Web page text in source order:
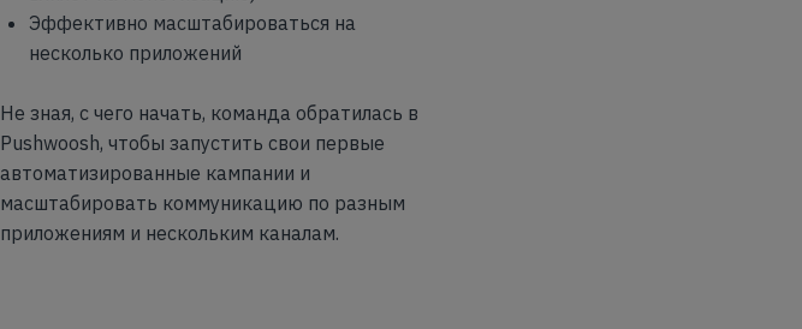
Эффективно масштабироваться на
несколько приложений
Не зная, с чего начать, команда обратилась в
Pushwoosh, чтобы запустить свои первые
автоматизированные кампании и
масштабировать коммуникацию по разным
приложениям и нескольким каналам.